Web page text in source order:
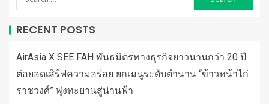
RECENT POSTS
AirAsia X SEE FAH พันธมิตรทางธุรกิจยาวนานกว่า 20 ปี
ต่อยอดเสิร์ฟความอร่อย ยกเมนูระดับตำนาน “ข้าวหน้าไก่
ราชวงศ์” พุ่งทะยานสู่น่านฟ้า